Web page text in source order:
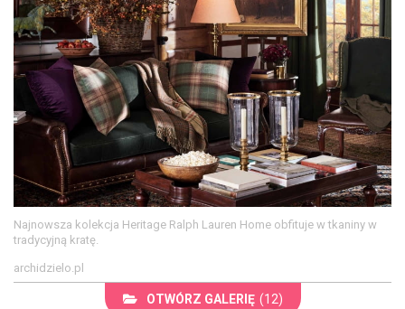
Najnowsza kolekcja Heritage Ralph Lauren Home obfituje w tkaniny w
tradycyjną kratę.
archidzielo.pl
OTWÓRZ GALERIĘ (12)